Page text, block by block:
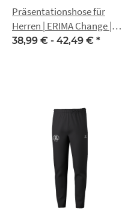
Präsentationshose für
Herren | ERIMA Change |
schwarz | Tauchsportclub
38,99 € - 42,49 € *